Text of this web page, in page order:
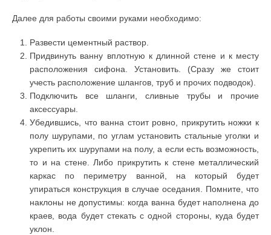
Далее для работы своими руками необходимо:
Развести цементный раствор.
Придвинуть ванну вплотную к длинной стене и к месту
расположения сифона. Установить. (Сразу же стоит
учесть расположение шлангов, труб и прочих подводок).
Подключить все шланги, сливные трубы и прочие
аксессуары.
Убедившись, что ванна стоит ровно, прикрутить ножки к
полу шурупами, по углам установить стальные уголки и
укрепить их шурупами на полу, а если есть возможность,
то и на стене. Либо прикрутить к стене металлический
каркас по периметру ванной, на который будет
упираться конструкция в случае оседания. Помните, что
наклоны не допустимы: когда ванна будет наполнена до
краев, вода будет стекать с одной стороны, куда будет
уклон.